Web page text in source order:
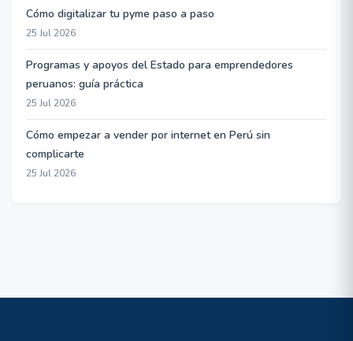
Cómo digitalizar tu pyme paso a paso
25 Jul 2026
Programas y apoyos del Estado para emprendedores
peruanos: guía práctica
25 Jul 2026
Cómo empezar a vender por internet en Perú sin
complicarte
25 Jul 2026